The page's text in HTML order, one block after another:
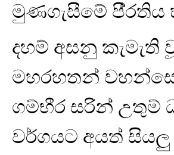
මුණගැසීමේ පී‍්‍රතිය
දහම් අසනු කැමැති
මහරහතන්
ගම්භීර සරින් උතුම්
වර්ගයට අයත්